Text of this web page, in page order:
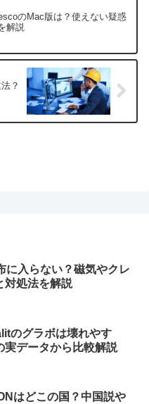
のMac版は？使えない疑惑
解説
？
に入らない？磁気やクレ
対処法を解説
のグラボは壊れやす
実データから比較解説
はどこの国？中国説や